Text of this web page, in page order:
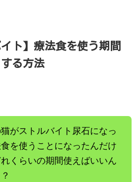
イト】療法食を使う期間
る方法
がストルバイト尿石になっ
を使うことになったんだけ
くらいの期間使えばいいん